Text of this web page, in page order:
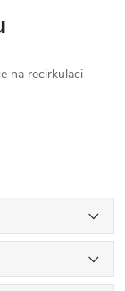
na recirkulaci